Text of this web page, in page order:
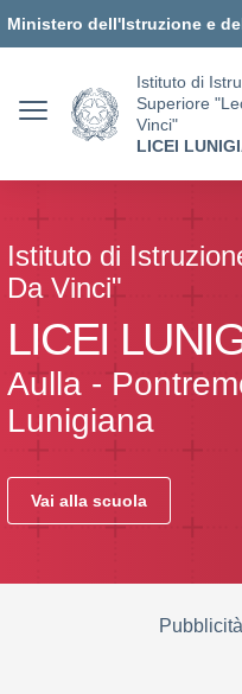
Ministero dell'Istruzione e
Istituto di
Superiore
Vinci"
LICEI
Istituto di
Da Vinci"
LICEI
Aulla -
Lunigiana
Vai alla scuola